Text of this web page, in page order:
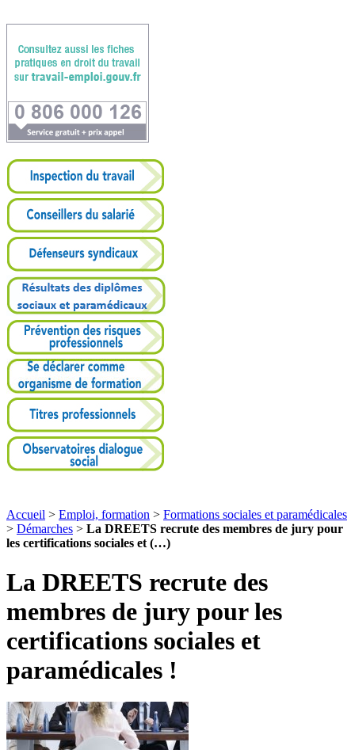
Accueil > Emploi, formation > Formations sociales et paramédicales
> Démarches > La DREETS recrute des membres de jury pour
les certifications sociales et (…)
La DREETS recrute des
membres de jury pour les
certifications sociales et
paramédicales !